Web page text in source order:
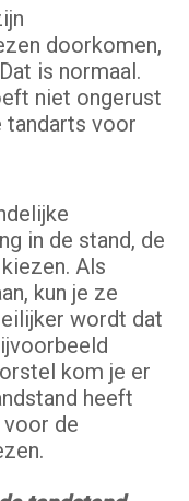
doorkomen,
is normaal.
niet ongerust
tandarts voor
in de stand, de
Als
kun je ze
wordt dat
kom je er
heeft
de